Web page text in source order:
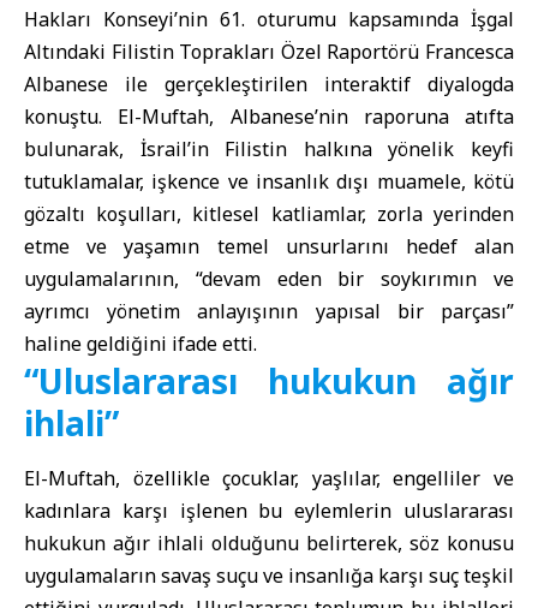
Hakları Konseyi’nin 61. oturumu kapsamında İşgal
Altındaki Filistin Toprakları Özel Raportörü Francesca
Albanese ile gerçekleştirilen interaktif diyalogda
konuştu. El-Muftah, Albanese’nin raporuna atıfta
bulunarak, İsrail’in Filistin halkına yönelik keyfi
tutuklamalar, işkence ve insanlık dışı muamele, kötü
gözaltı koşulları, kitlesel katliamlar, zorla yerinden
etme ve yaşamın temel unsurlarını hedef alan
uygulamalarının, “devam eden bir soykırımın ve
ayrımcı yönetim anlayışının yapısal bir parçası”
haline geldiğini ifade etti.
“Uluslararası hukukun ağır
ihlali”
El-Muftah, özellikle çocuklar, yaşlılar, engelliler ve
kadınlara karşı işlenen bu eylemlerin uluslararası
hukukun ağır ihlali olduğunu belirterek, söz konusu
uygulamaların savaş suçu ve insanlığa karşı suç teşkil